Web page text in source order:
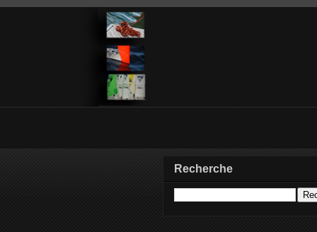
Recherche